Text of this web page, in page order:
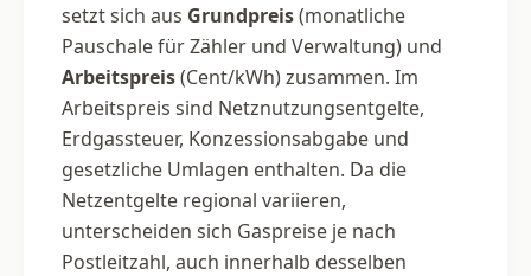
setzt sich aus Grundpreis(monatliche
Pauschale für Zähler und Verwaltung) und
Arbeitspreis(Cent/kWh) zusammen. Im
Arbeitspreis sind Netznutzungsentgelte,
Erdgassteuer, Konzessionsabgabe und
gesetzliche Umlagen enthalten. Da die
Netzentgelte regional variieren,
unterscheiden sich Gaspreise je nach
Postleitzahl, auch innerhalb desselben